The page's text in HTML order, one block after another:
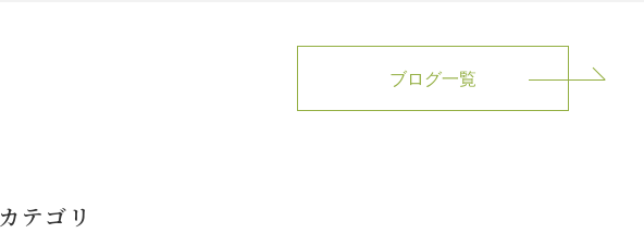
ブログ一覧
カテゴリ